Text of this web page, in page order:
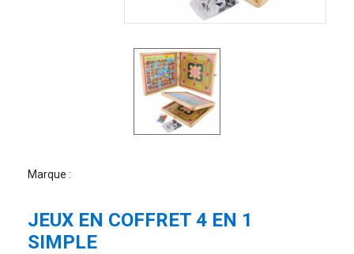
Marque :
JEUX EN COFFRET 4 EN 1
SIMPLE